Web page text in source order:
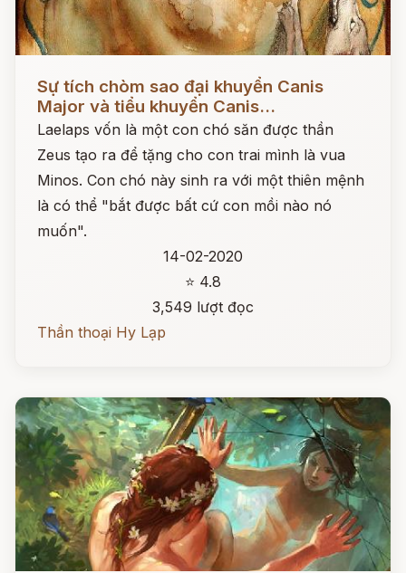
Sự tích chòm sao đại khuyển Canis
Major và tiểu khuyển Canis...
Laelaps vốn là một con chó săn được thần
Zeus tạo ra để tặng cho con trai mình là vua
Minos. Con chó này sinh ra với một thiên mệnh
là có thể "bắt được bất cứ con mồi nào nó
muốn".
14-02-2020
⭐ 4.8
3,549 lượt đọc
Thần thoại Hy Lạp